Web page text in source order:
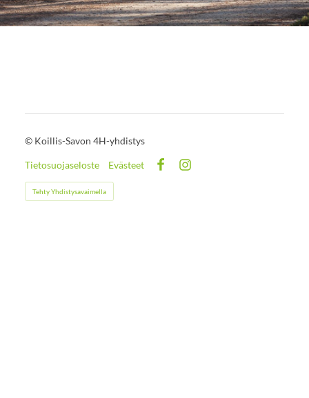
© Koillis-Savon 4H-yhdistys
Tietosuojaseloste
Evästeet
Tehty Yhdistysavaimella